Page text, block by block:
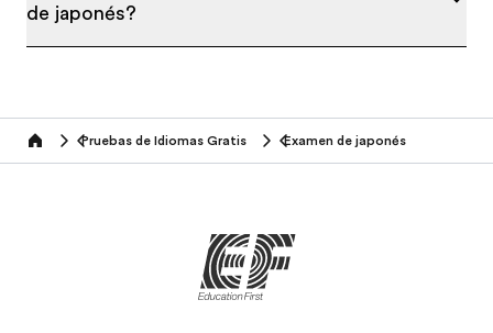
de japonés?
Home Pruebas de Idiomas Gratis Examen de japonés